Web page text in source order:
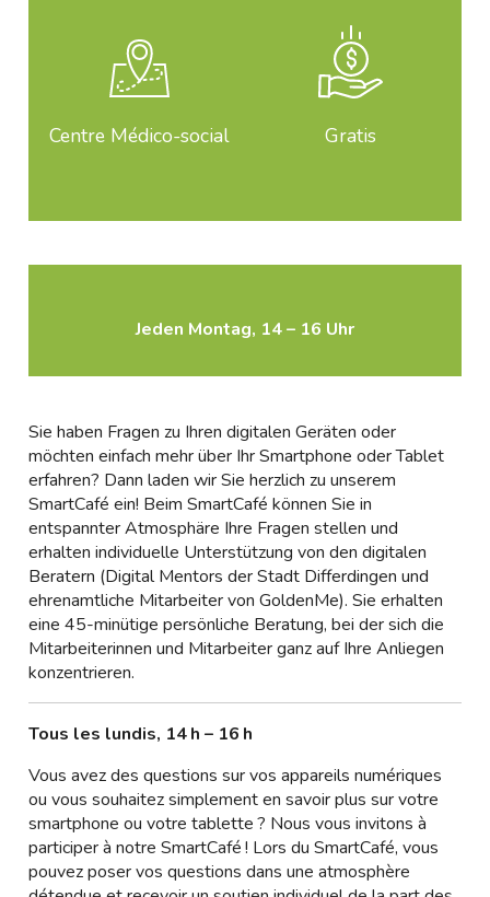
Centre Médico-social Gratis
Jeden Montag, 14 – 16 Uhr
Sie haben Fragen zu Ihren digitalen Geräten oder
möchten einfach mehr über Ihr Smartphone oder Tablet
erfahren? Dann laden wir Sie herzlich zu unserem
SmartCafé ein! Beim SmartCafé können Sie in
entspannter Atmosphäre Ihre Fragen stellen und
erhalten individuelle Unterstützung von den digitalen
Beratern (Digital Mentors der Stadt Differdingen und
ehrenamtliche Mitarbeiter von GoldenMe). Sie erhalten
eine 45-minütige persönliche Beratung, bei der sich die
Mitarbeiterinnen und Mitarbeiter ganz auf Ihre Anliegen
konzentrieren.
Tous les lundis, 14 h – 16 h
Vous avez des questions sur vos appareils numériques
ou vous souhaitez simplement en savoir plus sur votre
smartphone ou votre tablette ? Nous vous invitons à
participer à notre SmartCafé ! Lors du SmartCafé, vous
pouvez poser vos questions dans une atmosphère